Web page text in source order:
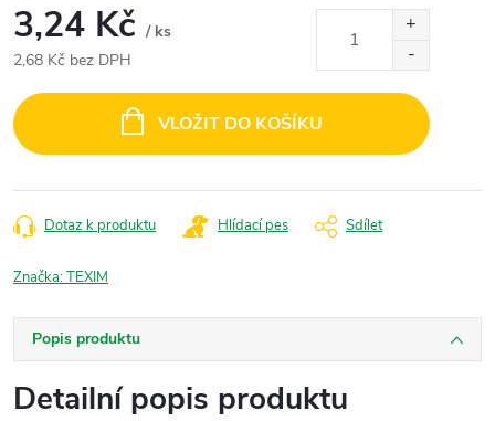
3,24 Kč / ks
2,68 Kč bez DPH
cena:
VLOŽIT DO KOŠÍKU
Dotaz k produktu Hlídací pes Sdílet
Značka:TEXIM
Popis produktu
Detailní popis produktu